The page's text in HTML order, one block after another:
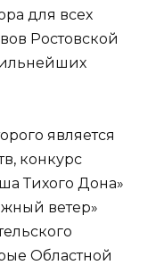
для всех
Ростовской
является
конкурс
Тихого Дона»
ветер»
Областной